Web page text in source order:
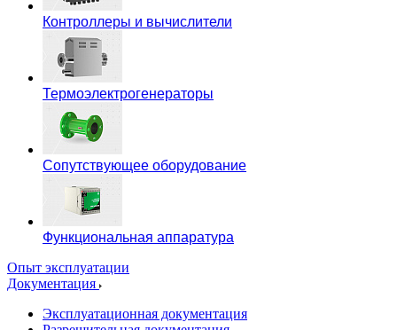
Контроллеры и вычислители
Термоэлектрогенераторы
Сопутствующее оборудование
Функциональная аппаратура
Опыт эксплуатации
Документация
Эксплуатационная документация